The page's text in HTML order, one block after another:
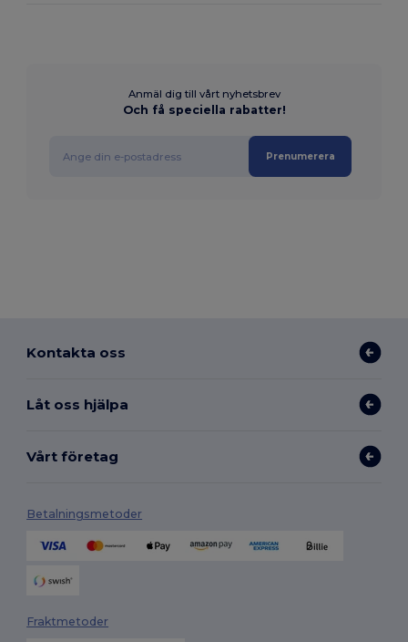
Anmäl dig till vårt nyhetsbrev
Och få speciella rabatter!
Prenumerera
Kontakta oss
Låt oss hjälpa
Vårt företag
Betalningsmetoder
Fraktmetoder